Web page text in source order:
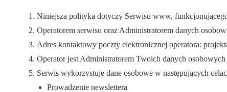
Niniejsza polityka dotyczy Serwisu www,
Operatorem serwisu oraz Administratorem danych
Adres kontaktowy poczty elektronicznej operatora:
Operator jest Administratorem Twoich danych
Serwis wykorzystuje dane osobowe w następujących
Prowadzenie newslettera